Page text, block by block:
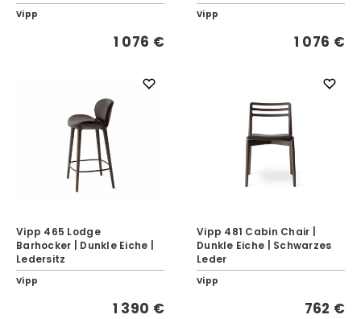
Vipp
1 076 €
Vipp
1 076 €
Vipp 465 Lodge
Barhocker | Dunkle Eiche |
Ledersitz
Vipp
1 390 €
Vipp 481 Cabin Chair |
Dunkle Eiche | Schwarzes
Leder
Vipp
762 €